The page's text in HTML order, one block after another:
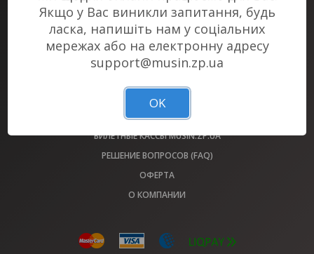
БИЛЕТНЫЙ СЕРВИС #1 В ЗАПОРОЖЬЕ
БИЛЕТЫ НА ВСЕ МЕРОПРИЯТИЯ ГОРОДА У НАС!
ОБМЕН БИЛЕТОВ 2022 ГОДА
ПЛОЩАДКИ
БИЛЕТНЫЕ КАССЫ MUSIN.ZP.UA
РЕШЕНИЕ ВОПРОСОВ (FAQ)
ОФЕРТА
О КОМПАНИИ
Якщо у Вас виникли запитання, будь
ласка, напишіть нам у соціальних
мережах або на електронну адресу
support@musin.zp.ua
OK